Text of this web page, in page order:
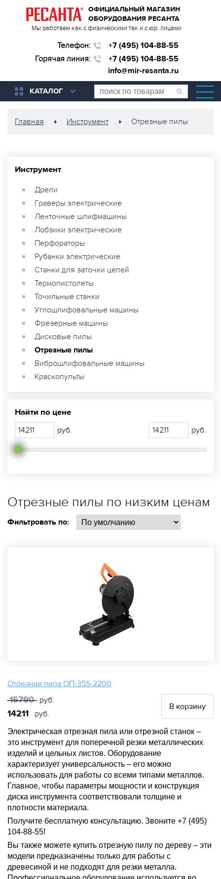
ОФИЦИАЛЬНЫЙ МАГАЗИН
ОБОРУДОВАНИЯ РЕСАНТА
Мы работаем как с физическими так и с юр. лицами
Телефон:
+7 (495) 104-88-55
Горячая линия:
+7 (495) 104-88-55
info@mir-resanta.ru
КАТАЛОГ
Главная Инструмент Отрезные пилы
Инструмент
Дрели
Граверы электрические
Ленточные шлифмашины
Лобзики электрические
Перфораторы
Рубанки электрические
Станки для заточки цепей
Термопистолеты
Точильные станки
Углошлифовальные машины
Фрезерные машины
Дисковые пилы
Отрезные пилы
Виброшлифовальные машины
Краскопульты
Найти по цене
руб. руб.
Отрезные пилы по низким ценам
Фильтровать по:
Отрезная пила ОП-355-2200
15790 руб.
14211 руб.
В корзину
Электрическая отрезная пила или отрезной станок –
это инструмент для поперечной резки металлических
изделий и цельных листов. Оборудование
характеризует универсальность – его можно
использовать для работы со всеми типами металлов.
Главное, чтобы параметры мощности и конструкция
диска инструмента соответствовали толщине и
плотности материала.
Получите бесплатную консультацию. Звоните +7 (495)
104-88-55!
Вы также можете купить отрезную пилу по дереву – эти
модели предназначены только для работы с
древесиной и не подходят для резки металла.